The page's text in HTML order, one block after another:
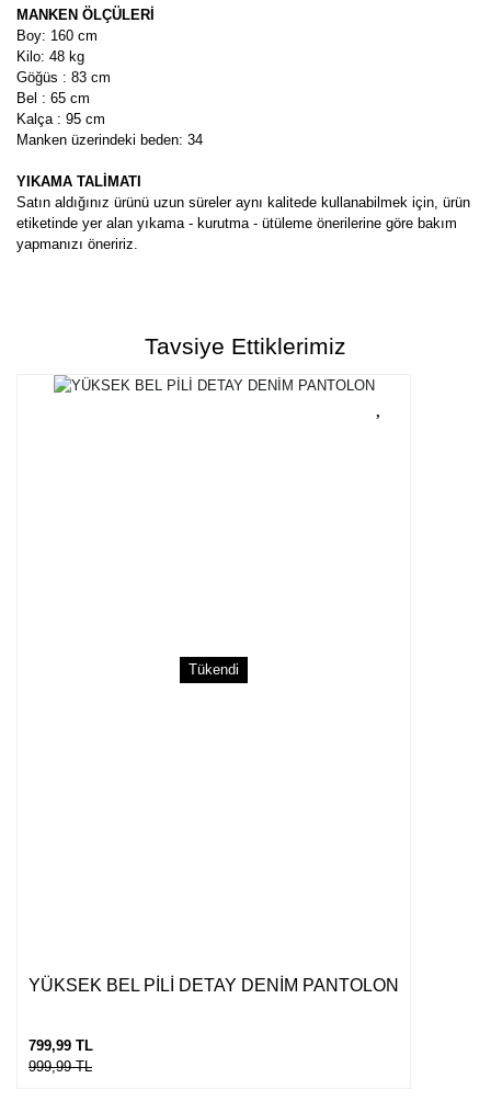
MANKEN ÖLÇÜLERİ
Boy: 160 cm
Kilo: 48 kg
Göğüs : 83 cm
Bel : 65 cm
Kalça : 95 cm
Manken üzerindeki beden: 34
YIKAMA TALİMATI
Satın aldığınız ürünü uzun süreler aynı kalitede kullanabilmek için, ürün
etiketinde yer alan yıkama - kurutma - ütüleme önerilerine göre bakım
yapmanızı öneririz.
tarafımıza iletebilirsiniz.
Görüş ve önerileriniz için teşekkür ederiz.
Gönder
Tavsiye Ettiklerimiz
Tükendi
YÜKSEK BEL PİLİ DETAY DENİM PANTOLON
799,99 TL
999,99 TL